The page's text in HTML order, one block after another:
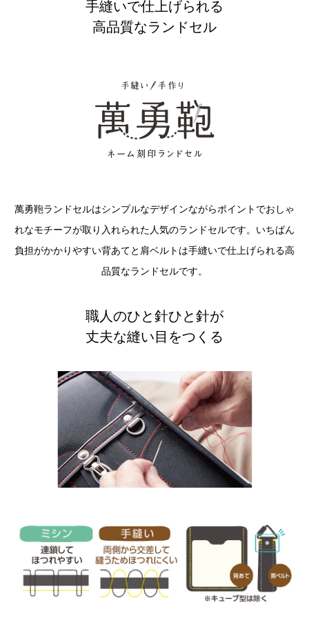
手縫いで仕上げられる
高品質なランドセル
萬勇鞄ランドセルはシンプルなデザインながらポイントでおしゃ
れなモチーフが取り入れられた人気のランドセルです。いちばん
負担がかかりやすい背あてと肩ベルトは手縫いで仕上げられる高
品質なランドセルです。
職人のひと針ひと針が
丈夫な縫い目をつくる